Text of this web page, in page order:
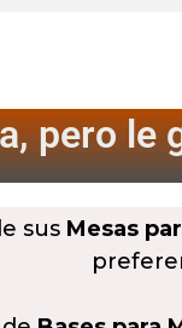
pero le
sus Mesas